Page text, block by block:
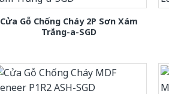
Cửa Gỗ Chống Cháy 2P Sơn Xám
Trắng-a-SGD